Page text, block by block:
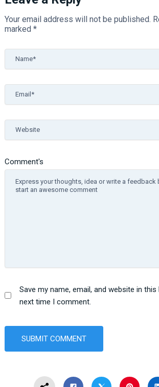
Your email address will not be published.
marked *
Comment's
Name*
Email*
Website
Save my name, email, and website in
next time I comment.